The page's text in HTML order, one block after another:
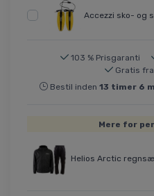
Accezzi sko- og
103 % Prisgaranti
Gratis
Bestil inden 13 timer 6
Mere for
Helios Arctic